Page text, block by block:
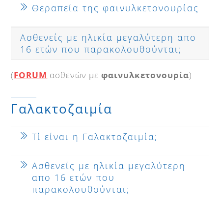
Θεραπεία της φαινυλκετονουρίας
Ασθενείς με ηλικία μεγαλύτερη απο
16 ετών που παρακολουθούνται;
(FORUM ασθενών μεφαινυλκετονουρία)
Γαλακτοζαιμία
Τί είναι η Γαλακτοζαιμία;
Ασθενείς με ηλικία μεγαλύτερη
απο 16 ετών που
παρακολουθούνται;